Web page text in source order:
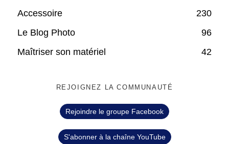
Accessoire
230
Le Blog Photo
96
Maîtriser son matériel
42
REJOIGNEZ LA COMMUNAUTÉ
Rejoindre le groupe Facebook
S'abonner à la chaîne YouTube